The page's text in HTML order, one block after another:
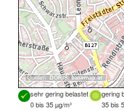
Quellen: DORIS,basemap.at
sehr gering belastet gering
0 bis 35 µg/m³
35 bis